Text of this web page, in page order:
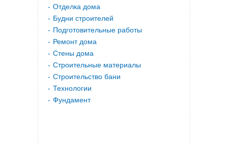
Отделка дома
Будни строителей
Подготовительные работы
Ремонт дома
Стены дома
Строительные материалы
Строительство бани
Технологии
Фундамент